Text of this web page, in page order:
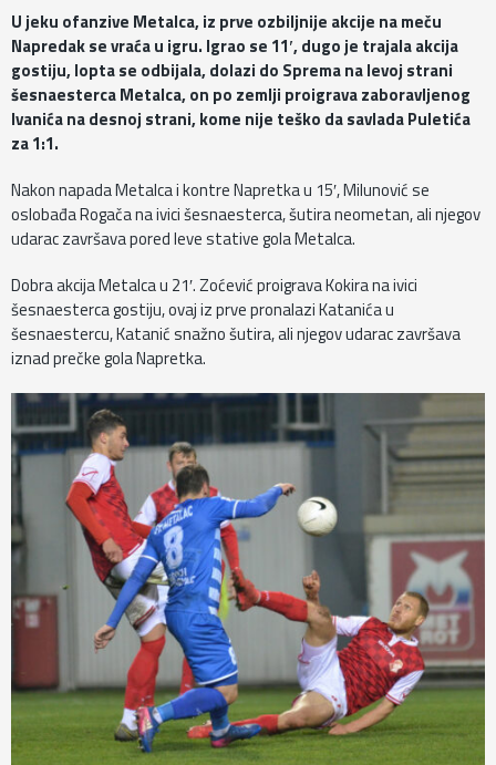
U jeku ofanzive Metalca, iz prve ozbiljnije akcije na meču
Napredak se vraća u igru. Igrao se 11′, dugo je trajala akcija
gostiju, lopta se odbijala, dolazi do Sprema na levoj strani
šesnaesterca Metalca, on po zemlji proigrava zaboravljenog
Ivanića na desnoj strani, kome nije teško da savlada Puletića
za 1:1.
Nakon napada Metalca i kontre Napretka u 15′, Milunović se
oslobađa Rogača na ivici šesnaesterca, šutira neometan, ali njegov
udarac završava pored leve stative gola Metalca.
Dobra akcija Metalca u 21′. Zoćević proigrava Kokira na ivici
šesnaesterca gostiju, ovaj iz prve pronalazi Katanića u
šesnaestercu, Katanić snažno šutira, ali njegov udarac završava
iznad prečke gola Napretka.